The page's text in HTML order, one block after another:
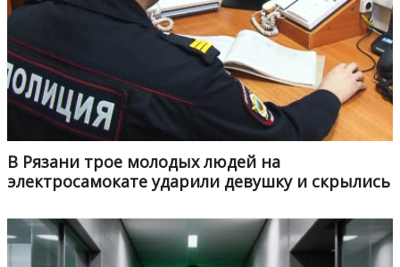
В Рязани трое молодых людей на
электросамокате ударили девушку и скрылись